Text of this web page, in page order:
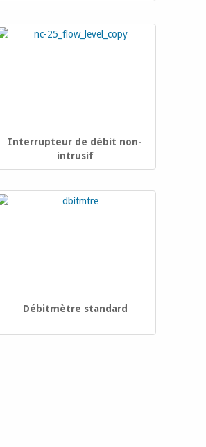
Interrupteur de débit non-
intrusif
Débitmètre standard